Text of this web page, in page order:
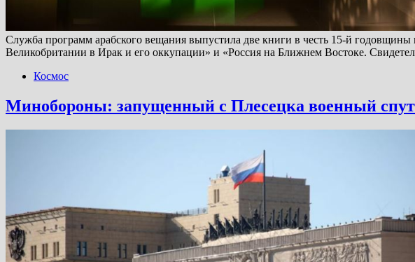
Служба программ арабского вещания выпустила две книги в честь 15-й
Великобритании в Ирак и его оккупации» и «Россия на Ближнем Востоке.
Космос
Минобороны: запущенный с Плесецка военный